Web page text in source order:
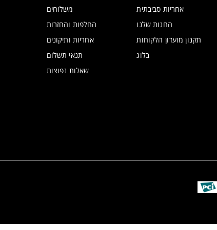
אחריות סביבתית
החנות שלנו
תקנון מועדון הלקוחות
בלוג
משלוחים
החלפות והחזרות
אחריות ותיקונים
תנאי תשלום
שאלות נפוצות